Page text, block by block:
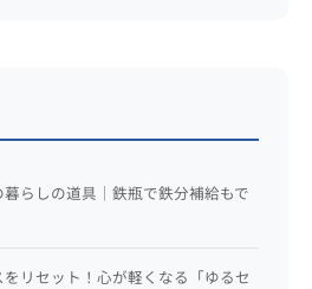
暮らしの道具｜鉄瓶で鉄分補給もで
リセット！心が軽くなる「ゆるセ